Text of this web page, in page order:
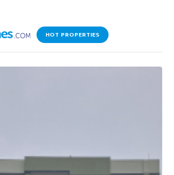
HOT PROPERTIES